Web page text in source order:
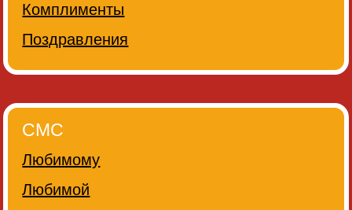
Комплименты
Поздравления
СМС
Любимому
Любимой